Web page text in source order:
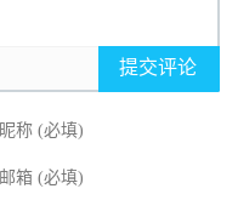
提交评论
昵称 (必填)
邮箱 (必填)